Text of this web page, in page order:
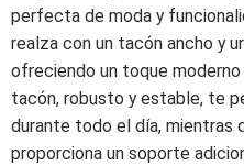
perfecta de moda y
realza con un tacón ancho y
ofreciendo un toque
tacón, robusto y estable, te
durante todo el día, mientras
proporciona un soporte